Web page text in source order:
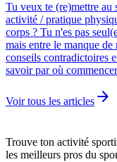
Tu veux te (re)mettre au
activité / pratique
corps ? Tu n'es pas
mais entre le manque
conseils contradictoires
savoir par où
Voir tous les articles arrow_forward
Trouve ton activité
les meilleurs pros du